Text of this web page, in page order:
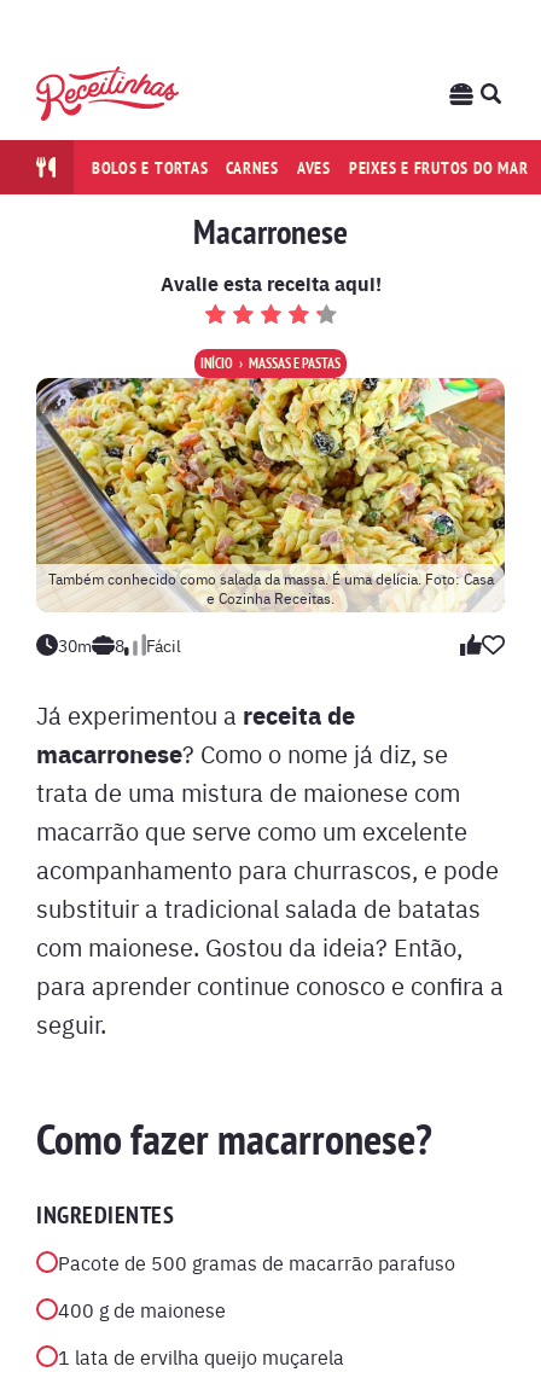
BOLOS E TORTAS CARNES AVES PEIXES E FRUTOS DO MAR
Macarronese
Avalie esta receita aqui!
INÍCIO MASSAS E PASTAS
Também conhecido como salada da massa. É uma delícia. Foto: Casa
e Cozinha Receitas.
30m 8 Fácil
Já experimentou a receita de
macarronese? Como o nome já diz, se
trata de uma mistura de maionese com
macarrão que serve como um excelente
acompanhamento para churrascos, e pode
substituir a tradicional salada de batatas
com maionese. Gostou da ideia? Então,
para aprender continue conosco e confira a
seguir.
Como fazer macarronese?
INGREDIENTES
Pacote de 500 gramas de macarrão parafuso
400 g de maionese
1 lata de ervilha queijo muçarela